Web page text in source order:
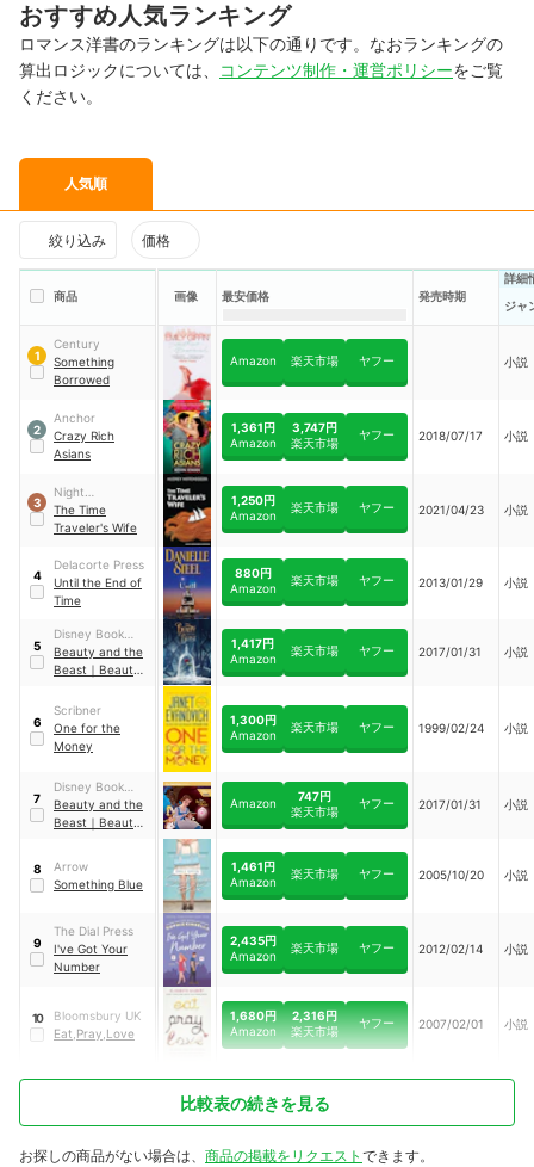
おすすめ人気ランキング
ロマンス洋書のランキングは以下の通りです。なおランキングの
算出ロジックについては、
コンテンツ制作・運営ポリシーをご覧
ください。
人気順
絞り込み 価格
商品 画像 最安価格 発売時期
詳細
ジャ
1
Century
Something
Borrowed
Amazon 楽天市場 ヤフー 小説
2
Anchor
Crazy Rich
Asians
1,361円
Amazon
3,747円
楽天市場
ヤフー 2018/07/17 小説
3
Night
Bookmobile
Editions
The Time
Traveler's Wife
1,250円
Amazon
楽天市場 ヤフー 2021/04/23 小説
4
Delacorte Press
Until the End of
Time
880円
Amazon
楽天市場 ヤフー 2013/01/29 小説
5
Disney Book
Group
Beauty and the
Beast ｜ Beauty
Novelization
1,417円
Amazon
楽天市場 ヤフー 2017/01/31 小説
6
Scribner
One for the
Money
1,300円
Amazon
楽天市場 ヤフー 1999/02/24 小説
7
Disney Book
Group
Beauty and the
Beast ｜ Beauty
Amazon
747円
楽天市場
ヤフー 2017/01/31 小説
8
Arrow
Something Blue
1,461円
Amazon
楽天市場 ヤフー 2005/10/20 小説
9
The Dial Press
I've Got Your
Number
2,435円
Amazon
楽天市場 ヤフー 2012/02/14 小説
10
Bloomsbury UK
Eat,Pray,Love
1,680円
Amazon
2,316円
楽天市場
ヤフー 2007/02/01 小説
比較表の続きを見る
お探しの商品がない場合は、 商品の掲載をリクエスト できます。